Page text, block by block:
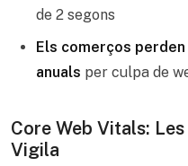
de 2 segons
Els comerços
anuals per culpa de
Core Web Vitals:
Vigila